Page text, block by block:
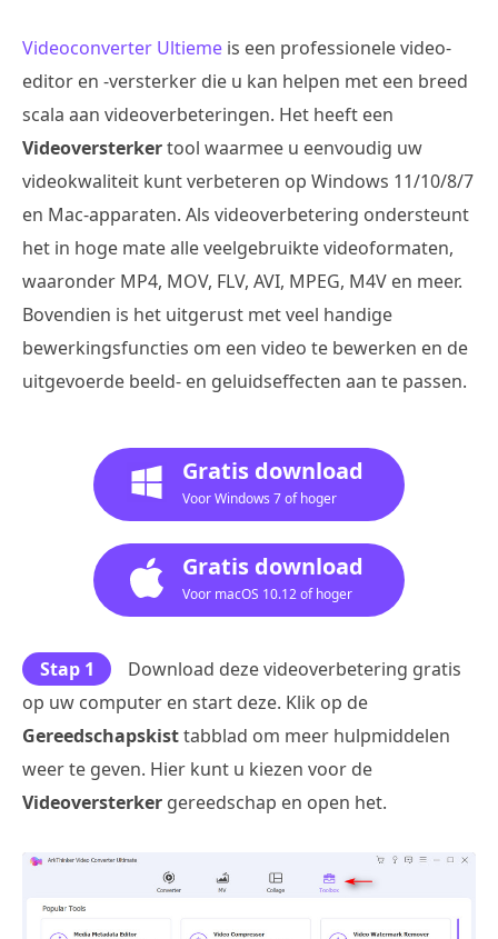
Videoconverter Ultieme is een professionele video-
editor en -versterker die u kan helpen met een breed
scala aan videoverbeteringen. Het heeft een
Videoversterkertool waarmee u eenvoudig uw
videokwaliteit kunt verbeteren op Windows 11/10/8/7
en Mac-apparaten. Als videoverbetering ondersteunt
het in hoge mate alle veelgebruikte videoformaten,
waaronder MP4, MOV, FLV, AVI, MPEG, M4V en meer.
Bovendien is het uitgerust met veel handige
bewerkingsfuncties om een video te bewerken en de
uitgevoerde beeld- en geluidseffecten aan te passen.
Gratis download
Voor Windows 7 of hoger
Gratis download
Voor macOS 10.12 of hoger
Stap 1
Download deze videoverbetering gratis
op uw computer en start deze. Klik op de
Gereedschapskisttabblad om meer hulpmiddelen
weer te geven. Hier kunt u kiezen voor de
Videoversterker gereedschap en open het.